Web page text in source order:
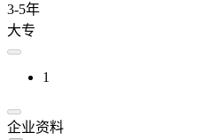
3-5年
大专
1
企业资料